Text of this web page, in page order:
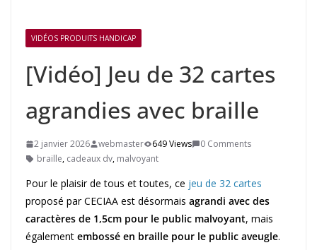
VIDÉOS PRODUITS HANDICAP
[Vidéo] Jeu de 32 cartes
agrandies avec braille
2 janvier 2026 webmaster 649 Views
0 Comments
braille, cadeaux dv, malvoyant
Pour le plaisir de tous et toutes, ce jeu de 32 cartes
proposé par CECIAA est désormais agrandi avec des
caractères de 1,5cm pour le public malvoyant, mais
également embossé en braille pour le public aveugle.